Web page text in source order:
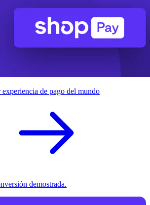
de pago del mundo
demostrada.